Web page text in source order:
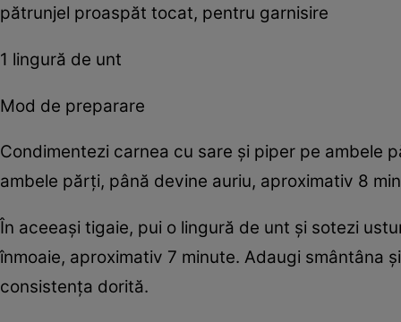
pătrunjel proaspăt tocat, pentru garnisire
1 lingură de unt
Mod de preparare
Condimentezi carnea cu sare și piper pe ambele
ambele părți, până devine auriu, aproximativ 8
În aceeași tigaie, pui o lingură de unt și sotezi
înmoaie, aproximativ 7 minute. Adaugi smântâna
consistența dorită.